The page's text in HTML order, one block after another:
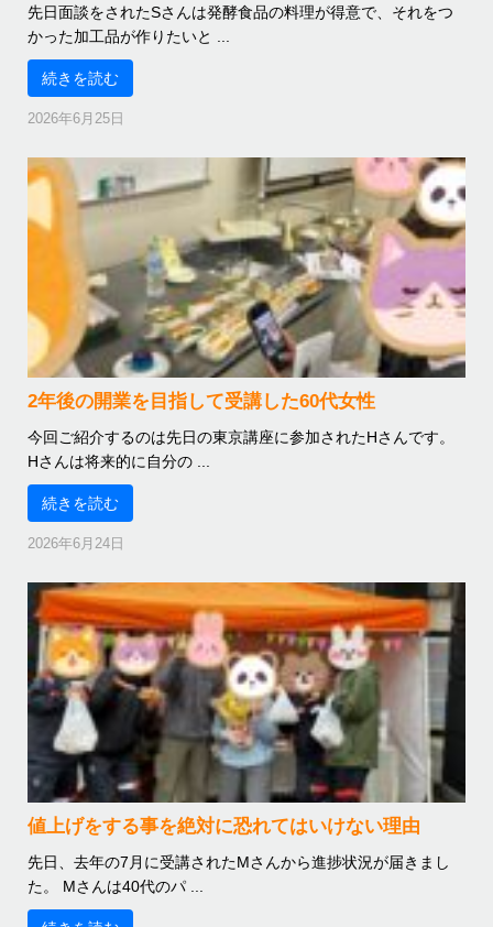
先日面談をされたSさんは発酵食品の料理が得意で、それをつ
かった加工品が作りたいと ...
続きを読む
2026年6月25日
2年後の開業を目指して受講した60代女性
今回ご紹介するのは先日の東京講座に参加されたHさんです。
Hさんは将来的に自分の ...
続きを読む
2026年6月24日
値上げをする事を絶対に恐れてはいけない理由
先日、去年の7月に受講されたMさんから進捗状況が届きまし
た。 Mさんは40代のパ ...